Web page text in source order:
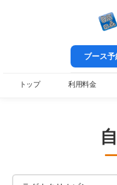
ブース
トップ 利用料金